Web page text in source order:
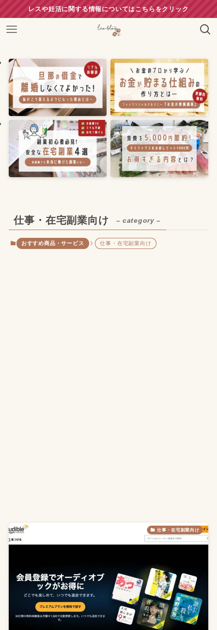
レスや妊活に関する情報についてはこちらをクリック
仕事・在宅副業向け – category –
おすすめ商品・サービス 仕事・在宅副業向け
仕事・在宅副業向け